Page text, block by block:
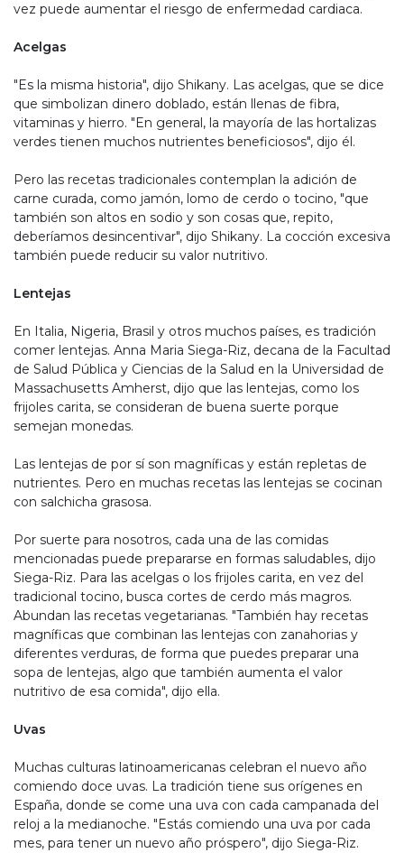
vez puede aumentar el riesgo de enfermedad cardiaca.
Acelgas
"Es la misma historia", dijo Shikany. Las acelgas, que se dice
que simbolizan dinero doblado, están llenas de fibra,
vitaminas y hierro. "En general, la mayoría de las hortalizas
verdes tienen muchos nutrientes beneficiosos", dijo él.
Pero las recetas tradicionales contemplan la adición de
carne curada, como jamón, lomo de cerdo o tocino, "que
también son altos en sodio y son cosas que, repito,
deberíamos desincentivar", dijo Shikany. La cocción excesiva
también puede reducir su valor nutritivo.
Lentejas
En Italia, Nigeria, Brasil y otros muchos países, es tradición
comer lentejas. Anna Maria Siega-Riz, decana de la Facultad
de Salud Pública y Ciencias de la Salud en la Universidad de
Massachusetts Amherst, dijo que las lentejas, como los
frijoles carita, se consideran de buena suerte porque
semejan monedas.
Las lentejas de por sí son magníficas y están repletas de
nutrientes. Pero en muchas recetas las lentejas se cocinan
con salchicha grasosa.
Por suerte para nosotros, cada una de las comidas
mencionadas puede prepararse en formas saludables, dijo
Siega-Riz. Para las acelgas o los frijoles carita, en vez del
tradicional tocino, busca cortes de cerdo más magros.
Abundan las recetas vegetarianas. "También hay recetas
magníficas que combinan las lentejas con zanahorias y
diferentes verduras, de forma que puedes preparar una
sopa de lentejas, algo que también aumenta el valor
nutritivo de esa comida", dijo ella.
Uvas
Muchas culturas latinoamericanas celebran el nuevo año
comiendo doce uvas. La tradición tiene sus orígenes en
España, donde se come una uva con cada campanada del
reloj a la medianoche. "Estás comiendo una uva por cada
mes, para tener un nuevo año próspero", dijo Siega-Riz.